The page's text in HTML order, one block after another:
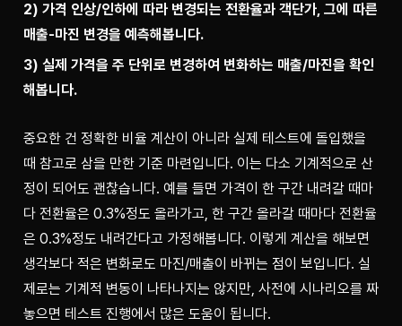
2) 가격 인상/인하에 따라 변경되는 전환율과 객단가, 그에 따른
매출-마진 변경을 예측해봅니다.
3) 실제 가격을 주 단위로 변경하여 변화하는 매출/마진을 확인
해봅니다.
중요한 건 정확한 비율 계산이 아니라 실제 테스트에 돌입했을
때 참고로 삼을 만한 기준 마련입니다. 이는 다소 기계적으로 산
정이 되어도 괜찮습니다. 예를 들면 가격이 한 구간 내려갈 때마
다 전환율은 0.3%정도 올라가고, 한 구간 올라갈 때마다 전환율
은 0.3%정도 내려간다고 가정해봅니다. 이렇게 계산을 해보면
생각보다 적은 변화로도 마진/매출이 바뀌는 점이 보입니다. 실
제로는 기계적 변동이 나타나지는 않지만, 사전에 시나리오를 짜
놓으면 테스트 진행에서 많은 도움이 됩니다.